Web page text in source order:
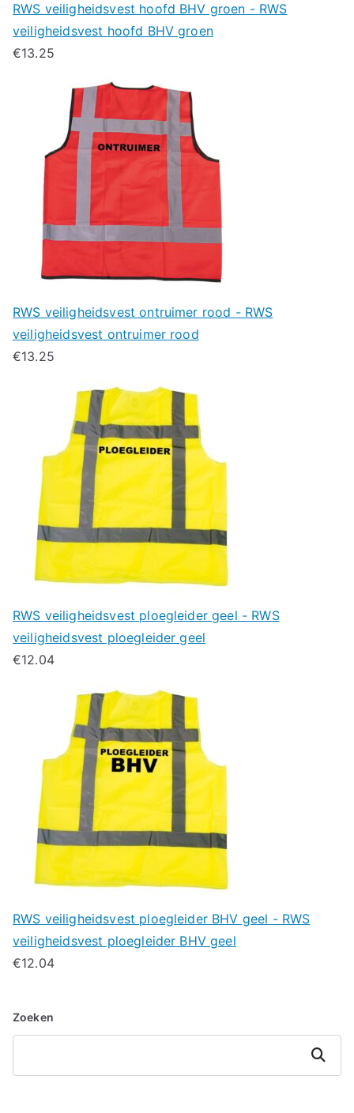
RWS veiligheidsvest hoofd BHV groen - RWS
veiligheidsvest hoofd BHV groen
€13.25
RWS veiligheidsvest ontruimer rood - RWS
veiligheidsvest ontruimer rood
€13.25
RWS veiligheidsvest ploegleider geel - RWS
veiligheidsvest ploegleider geel
€12.04
RWS veiligheidsvest ploegleider BHV geel - RWS
veiligheidsvest ploegleider BHV geel
€12.04
Zoeken
Zoeken